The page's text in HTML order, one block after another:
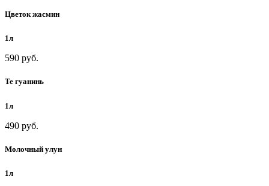
Цветок жасмин
1л
590 руб.
Те гуанинь
1л
490 руб.
Молочный улун
1л